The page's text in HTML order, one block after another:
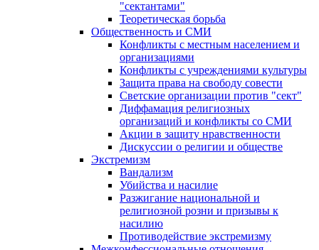
"сектантами"
Теоретическая борьба
Общественность и СМИ
Конфликты с местным населением и
организациями
Конфликты с учреждениями культуры
Защита права на свободу совести
Светские организации против "сект"
Диффамация религиозных
организаций и конфликты со СМИ
Акции в защиту нравственности
Дискуссии о религии и обществе
Экстремизм
Вандализм
Убийства и насилие
Разжигание национальной и
религиозной розни и призывы к
насилию
Противодействие экстремизму